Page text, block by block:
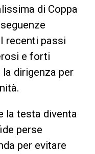
di Coppa
recenti passi
e forti
dirigenza per
la testa diventa
perse
per evitare